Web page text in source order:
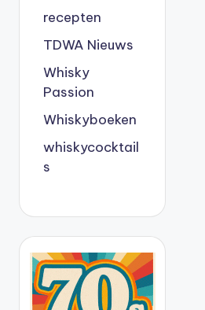
recepten
TDWA Nieuws
Whisky
Passion
Whiskyboeken
whiskycocktail
s